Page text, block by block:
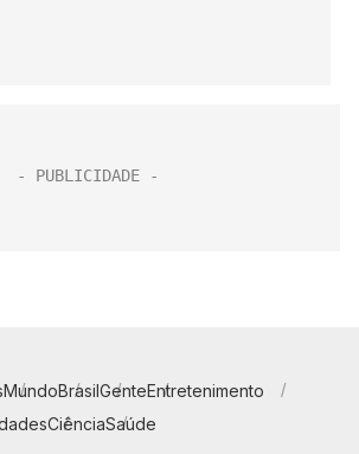
MundoBrasilGenteEntretenimento
CiênciaSaúde